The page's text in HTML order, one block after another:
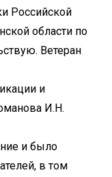
Российской
области по
Ветеран
и
И.Н.
и было
в том